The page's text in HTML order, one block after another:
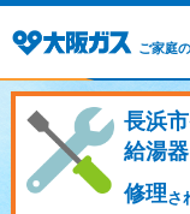
ご家庭
長浜市
給湯
修理さ